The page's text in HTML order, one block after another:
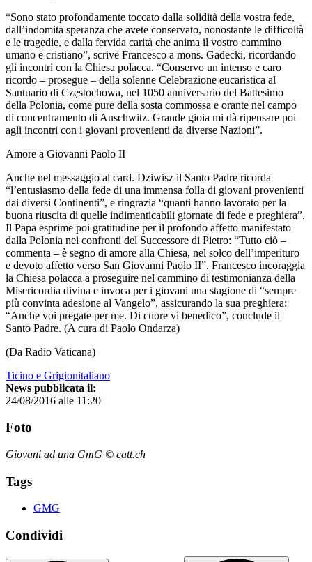
“Sono stato profondamente toccato dalla solidità della vostra fede,
dall’indomita speranza che avete conservato, nonostante le difficoltà
e le tragedie, e dalla fervida carità che anima il vostro cammino
umano e cristiano”, scrive Francesco a mons. Gadecki, ricordando
gli incontri con la Chiesa polacca. “Conservo un intenso e caro
ricordo – prosegue – della solenne Celebrazione eucaristica al
Santuario di Częstochowa, nel 1050 anniversario del Battesimo
della Polonia, come pure della sosta commossa e orante nel campo
di concentramento di Auschwitz. Grande gioia mi dà ripensare poi
agli incontri con i giovani provenienti da diverse Nazioni”.
Amore a Giovanni Paolo II
Anche nel messaggio al card. Dziwisz il Santo Padre ricorda
“l’entusiasmo della fede di una immensa folla di giovani provenienti
dai diversi Continenti”, e ringrazia “quanti hanno lavorato per la
buona riuscita di quelle indimenticabili giornate di fede e preghiera”.
Il Papa esprime poi gratitudine per il profondo affetto manifestato
dalla Polonia nei confronti del Successore di Pietro: “Tutto ciò –
commenta – è segno di amore alla Chiesa, nel solco dell’imperituro
e devoto affetto verso San Giovanni Paolo II”. Francesco incoraggia
la Chiesa polacca a proseguire nel cammino di testimonianza della
Misericordia divina e invoca per i giovani una stagione di “sempre
più convinta adesione al Vangelo”, assicurando la sua preghiera:
“Anche voi pregate per me. Di cuore vi benedico”, conclude il
Santo Padre. (A cura di Paolo Ondarza)
(Da Radio Vaticana)
Ticino e Grigionitaliano
News pubblicata il:
24/08/2016 alle 11:20
Foto
Giovani ad una GmG © catt.ch
Tags
GMG
Condividi